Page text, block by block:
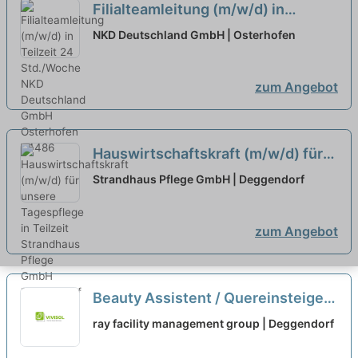
Filialteamleitung (m/w/d) in
Teilzeit 24 Std./Woche neu
NKD Deutschland GmbH | Osterhofen
zum Angebot
Hauswirtschaftskraft (m/w/d) für
unsere Tagespflege in Teilzeit
Strandhaus Pflege GmbH | Deggendorf
zum Angebot
Beauty Assistent / Quereinsteiger
(m/w/d) Teilzeit
ray facility management group | Deggendorf